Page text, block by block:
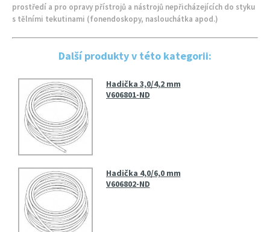
prostředí a pro opravy přístrojů a nástrojů nepřicházejících do styku
s tělními tekutinami (fonendoskopy, naslouchátka apod.)
Další produkty v této kategorii:
Hadička 3,0/4,2 mm
V606801-ND
Hadička 4,0/6,0 mm
V606802-ND